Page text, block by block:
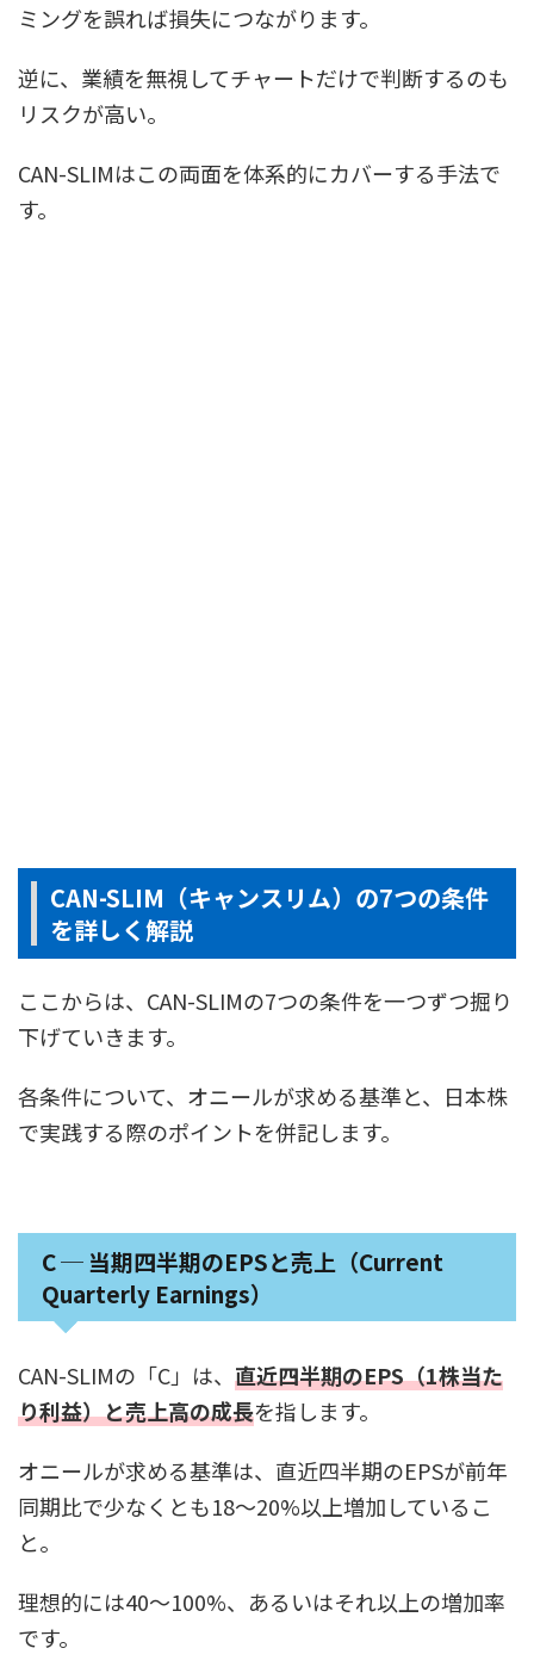
ミングを誤れば損失につながります。
逆に、業績を無視してチャートだけで判断するのも
リスクが高い。
CAN-SLIMはこの両面を体系的にカバーする手法で
す。
CAN-SLIM（キャンスリム）の7つの条件
を詳しく解説
ここからは、CAN-SLIMの7つの条件を一つずつ掘り
下げていきます。
各条件について、オニールが求める基準と、日本株
で実践する際のポイントを併記します。
C ─ 当期四半期のEPSと売上（Current
Quarterly Earnings）
CAN-SLIMの「C」は、 直近四半期のEPS（1株当た
り利益）と売上高の成長を指します。
オニールが求める基準は、直近四半期のEPSが前年
同期比で少なくとも18〜20%以上増加しているこ
と。
理想的には40〜100%、あるいはそれ以上の増加率
です。